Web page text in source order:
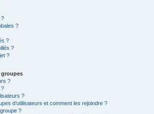
?
?
?
?
?
groupes
?
?
?
d’utilisateurs et comment les rejoindre ?
?